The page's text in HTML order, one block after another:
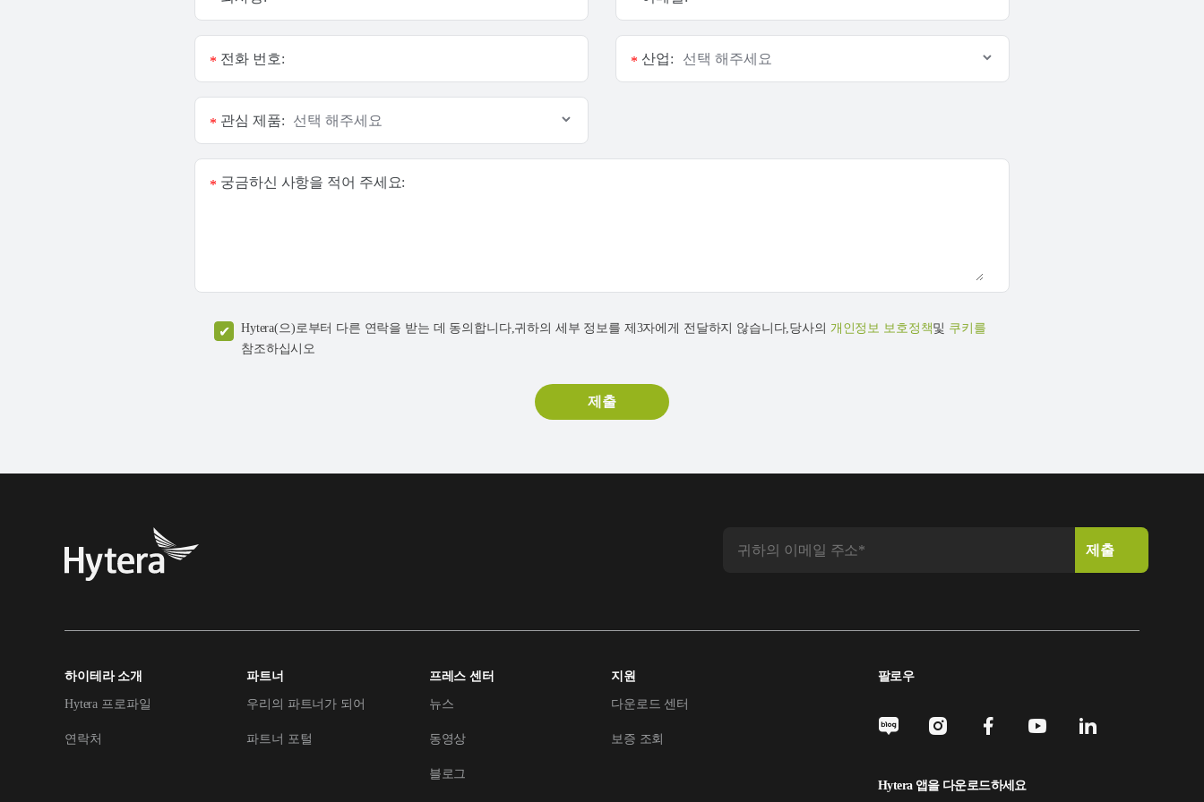
전화 번호:
* 산업:
*
관심 제품:
*
궁금하신 사항을 적어 주세요:
*
Hytera(으)로부터 다른 연락을 받는 데 동의합니다,귀하의 세부 정보를 제3자에게 전달하지 않습니다,당사의 개인정보 보호정책및 쿠키를
참조하십시오
하이테라 소개
Hytera 프로파일
연락처
파트너
우리의 파트너가 되어
파트너 포털
프레스 센터
뉴스
동영상
블로그
지원
다운로드 센터
보증 조회
팔로우
Hytera 앱을 다운로드하세요